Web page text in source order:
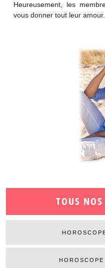
TOUS
Heureusement, les
vous donner tout leur amour.